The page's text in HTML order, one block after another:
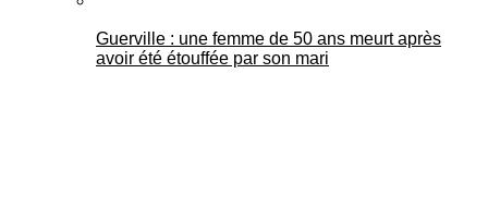
Guerville : une femme de 50 ans meurt après
avoir été étouffée par son mari